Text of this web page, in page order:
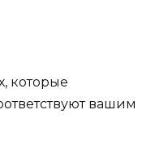
которые
вашим